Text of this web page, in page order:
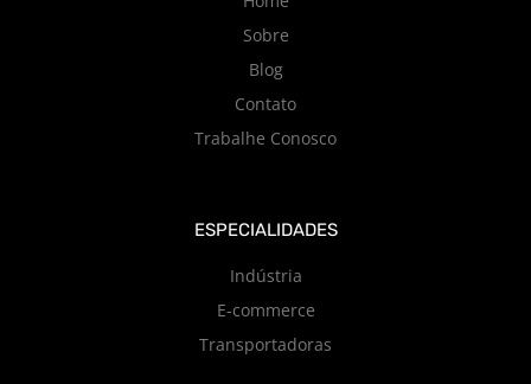
Sobre
Blog
Contato
Trabalhe Conosco
ESPECIALIDADES
Indústria
E-commerce
Transportadoras